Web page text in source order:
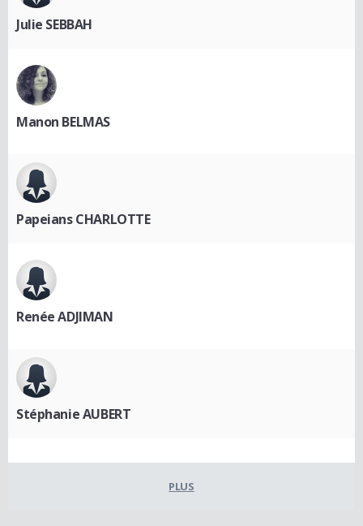
Julie SEBBAH
Manon BELMAS
Papeians CHARLOTTE
Renée ADJIMAN
Stéphanie AUBERT
PLUS